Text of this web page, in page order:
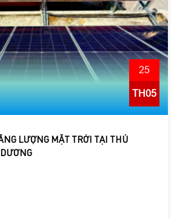
25
TH05
LƯỢNG MẶT TRỜI TẠI THỦ